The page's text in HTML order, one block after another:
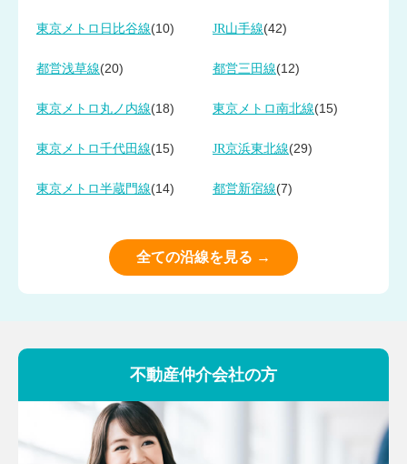
東京メトロ日比谷線(10) JR山手線(42)
都営浅草線(20) 都営三田線(12)
東京メトロ丸ノ内線(18) 東京メトロ南北線(15)
東京メトロ千代田線(15) JR京浜東北線(29)
東京メトロ半蔵門線(14) 都営新宿線(7)
全ての沿線を見る →
不動産仲介会社の方